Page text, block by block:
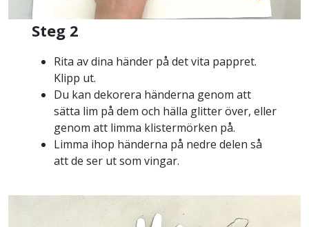
Steg 2
Rita av dina händer på det vita pappret.
Klipp ut.
Du kan dekorera händerna genom att
sätta lim på dem och hälla glitter över, eller
genom att limma klistermörken på.
Limma ihop händerna på nedre delen så
att de ser ut som vingar.